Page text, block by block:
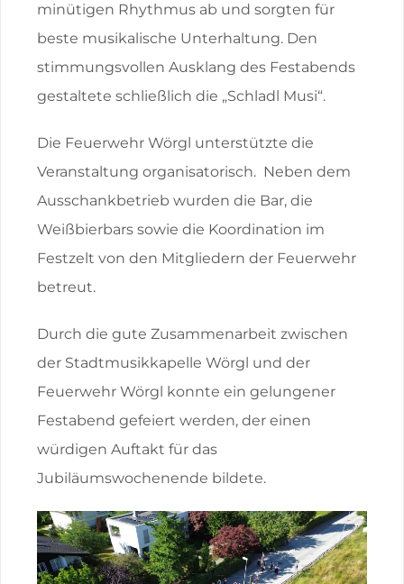
minütigen Rhythmus ab und sorgten für
beste musikalische Unterhaltung. Den
stimmungsvollen Ausklang des Festabends
gestaltete schließlich die „Schladl Musi“.
Die Feuerwehr Wörgl unterstützte die
Veranstaltung organisatorisch. Neben dem
Ausschankbetrieb wurden die Bar, die
Weißbierbars sowie die Koordination im
Festzelt von den Mitgliedern der Feuerwehr
betreut.
Durch die gute Zusammenarbeit zwischen
der Stadtmusikkapelle Wörgl und der
Feuerwehr Wörgl konnte ein gelungener
Festabend gefeiert werden, der einen
würdigen Auftakt für das
Jubiläumswochenende bildete.